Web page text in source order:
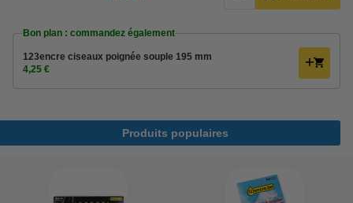
Bon plan : commandez également
123encre ciseaux poignée souple 195 mm
4,25 €
Produits populaires